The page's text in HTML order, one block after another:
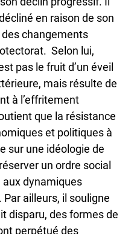
en raison de son
changements
Selon lui,
pas le fruit d’un éveil
mais résulte de
à l’effritement
que la résistance
et politiques à
sur une idéologie de
un ordre social
aux dynamiques
ailleurs, il souligne
disparu, des formes de
perpétué des